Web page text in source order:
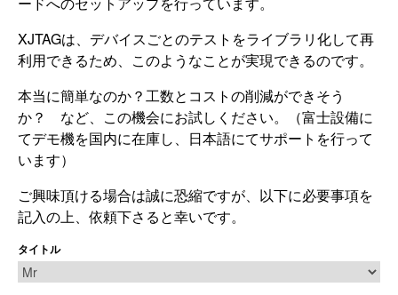
XJTAGは、デバイスごとのテストをライブラリ化して再
利用できるため、このようなことが実現できるのです。
本当に簡単なのか？工数とコストの削減ができそう
か？ など、この機会にお試しください。（富士設備に
てデモ機を国内に在庫し、日本語にてサポートを行って
います）
ご興味頂ける場合は誠に恐縮ですが、以下に必要事項を
記入の上、依頼下さると幸いです。
タイトル